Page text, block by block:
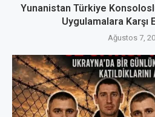
Yunanistan Türkiye
Uygulamalara Karşı
Ağustos 7,